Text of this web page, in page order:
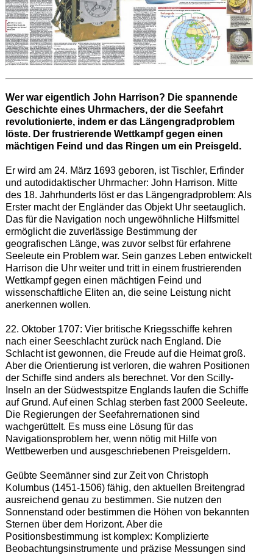
Wer war eigentlich John Harrison? Die spannende
Geschichte eines Uhrmachers, der die Seefahrt
revolutionierte, indem er das Längengradproblem
löste. Der frustrierende Wettkampf gegen einen
mächtigen Feind und das Ringen um ein Preisgeld.
Er wird am 24. März 1693 geboren, ist Tischler, Erfinder
und autodidaktischer Uhrmacher: John Harrison. Mitte
des 18. Jahrhunderts löst er das Längengradproblem: Als
Erster macht der Engländer das Objekt Uhr seetauglich.
Das für die Navigation noch ungewöhnliche Hilfsmittel
ermöglicht die zuverlässige Bestimmung der
geografischen Länge, was zuvor selbst für erfahrene
Seeleute ein Problem war. Sein ganzes Leben entwickelt
Harrison die Uhr weiter und tritt in einem frustrierenden
Wettkampf gegen einen mächtigen Feind und
wissenschaftliche Eliten an, die seine Leistung nicht
anerkennen wollen.
22. Oktober 1707: Vier britische Kriegsschiffe kehren
nach einer Seeschlacht zurück nach England. Die
Schlacht ist gewonnen, die Freude auf die Heimat groß.
Aber die Orientierung ist verloren, die wahren Positionen
der Schiffe sind anders als berechnet. Vor den Scilly-
Inseln an der Südwestspitze Englands laufen die Schiffe
auf Grund. Auf einen Schlag sterben fast 2000 Seeleute.
Die Regierungen der Seefahrernationen sind
wachgerüttelt. Es muss eine Lösung für das
Navigationsproblem her, wenn nötig mit Hilfe von
Wettbewerben und ausgeschriebenen Preisgeldern.
Geübte Seemänner sind zur Zeit von Christoph
Kolumbus (1451-1506) fähig, den aktuellen Breitengrad
ausreichend genau zu bestimmen. Sie nutzen den
Sonnenstand oder bestimmen die Höhen von bekannten
Sternen über dem Horizont. Aber die
Positionsbestimmung ist komplex: Komplizierte
Beobachtungsinstrumente und präzise Messungen sind